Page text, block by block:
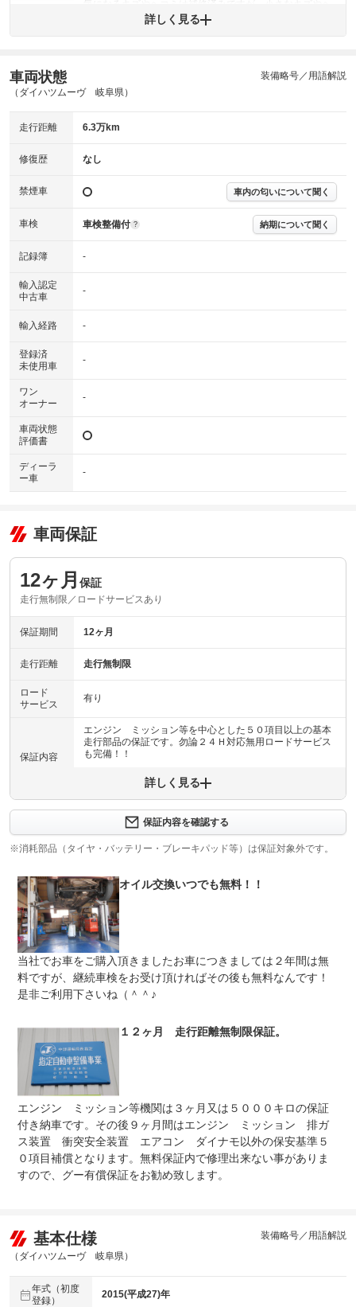
コミが残っています。
(内装状態)
機関 主要機関に不具合はありません。
修復歴 詳細は鑑定書をご確認ください。
※グー鑑定は保証サービスではございません。購入時は必ず現車をご確認
※実際にお渡しするコンディションチェックシートにつきましては、形式
※グー鑑定の評価はあくまでも記載している鑑定日の鑑定結果となりま
す。車両情報等の詳細は各販売店へお問い合わせ下さい。
詳しく見る
車両状態
（ダイハツムーヴ 岐阜県）
装備略号／用語解説
走行距離 6.3万km
修復歴 なし
禁煙車 車内の匂いについて聞く
車検 車検整備付 ? 納期について聞く
記録簿 -
輸入認定
中古車
-
輸入経路 -
登録済
未使用車
-
ワン
オーナー
-
車両状態
評価書
ディーラ
ー車
-
車両保証
12ヶ月 保証
走行無制限／ロードサービスあり
保証期間 12ヶ月
走行距離 走行無制限
ロード
サービス
有り
保証内容
エンジン ミッション等を中心とした５０項目以上の基本
走行部品の保証です。勿論２４Ｈ対応無用ロードサービス
も完備！！
保証内容について問い合わせる
エンジン ミッション等の機関は３ヶ月または５０００キ
ロ保証付き納車となります。
修理回数
上限金額 -
免責金 無し
保証修理
受付先
弊社内 中部運輸局認証整備工場（国家資格整備士３名在
中）までお気軽にご連絡下さい！
法定整備
整備付 法定12ヶ月または法定24ヶ月点検整備付
※車検なし・車検整備付の場合は法定24ヶ月点検整備付
について
当店では故障や不具合等が無く安心してお乗り頂く事が出
来る様に、全車２００項目以上の法定点検納車整備を行っ
ております。
詳しく見る
保証内容を確認する
※消耗部品（タイヤ・バッテリー・ブレーキパッド等）は保証対象外です。
オイル交換いつでも無料！！
当社でお車をご購入頂きましたお車につきましては２年間は無
料ですが、継続車検をお受け頂ければその後も無料なんです！
是非ご利用下さいね（＾＾♪
１２ヶ月 走行距離無制限保証。
エンジン ミッション等機関は３ヶ月又は５０００キロの保証
付き納車です。その後９ヶ月間はエンジン ミッション 排ガ
ス装置 衝突安全装置 エアコン ダイナモ以外の保安基準５
０項目補償となります。無料保証内で修理出来ない事がありま
すので、グー有償保証をお勧め致します。
基本仕様
（ダイハツムーヴ 岐阜県）
装備略号／用語解説
年式（初度
登録）
2015(平成27)年